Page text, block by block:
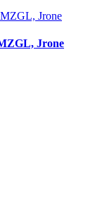
Jrone